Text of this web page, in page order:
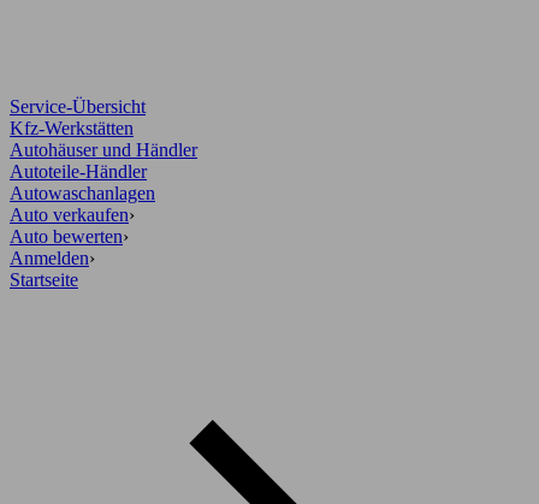
Service-Übersicht
Kfz-Werkstätten
Autohäuser und Händler
Autoteile-Händler
Autowaschanlagen
Auto verkaufen›
Auto bewerten›
Anmelden›
Startseite